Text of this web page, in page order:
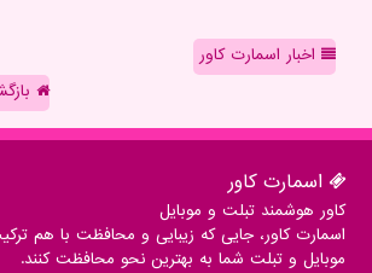
اخبار اسمارت کاور
اسمارت كاور
کاور هوشمند تبلت و موبایل
اسمارت کاور، جایی که زیبایی و محافظت با هم
موبایل و تبلت شما به بهترین نحو محافظت کنند.